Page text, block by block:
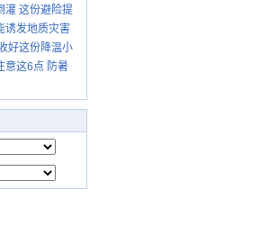
灌 这份避险提
诱发地质灾害
好这份降温小
意这6点 防暑